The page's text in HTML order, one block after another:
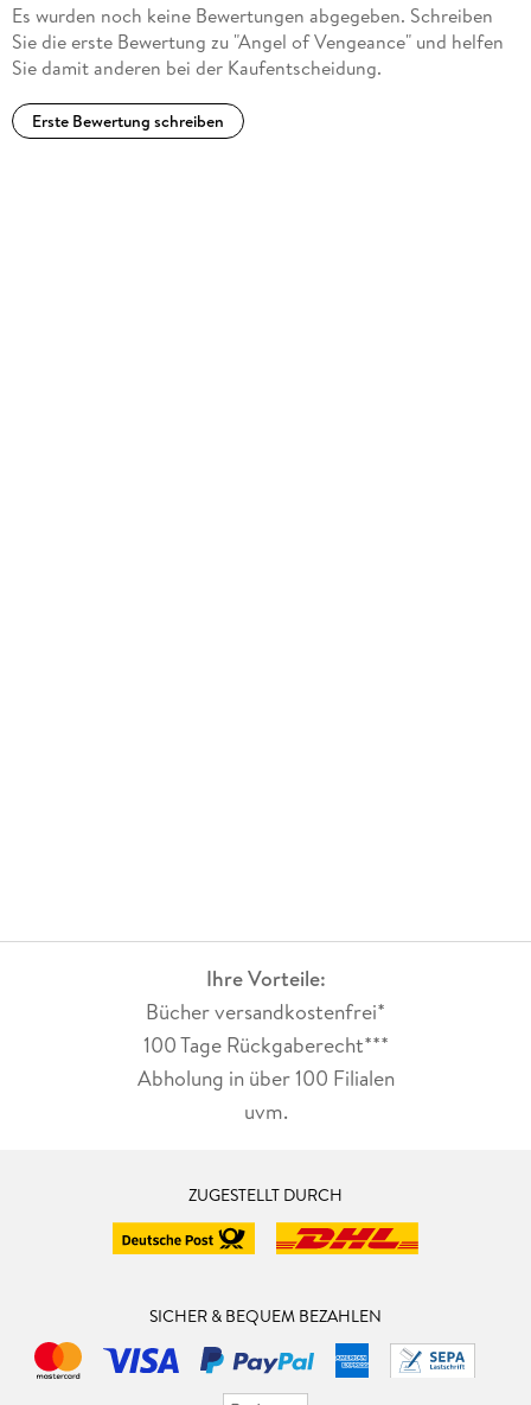
Es wurden noch keine Bewertungen abgegeben. Schreiben
Sie die erste Bewertung zu "Angel of Vengeance" und helfen
Sie damit anderen bei der Kaufentscheidung.
Erste Bewertung schreiben
Ihre Vorteile:
Bücher versandkostenfrei*
100 Tage Rückgaberecht***
Abholung in über 100 Filialen
uvm.
ZUGESTELLT DURCH
SICHER & BEQUEM BEZAHLEN